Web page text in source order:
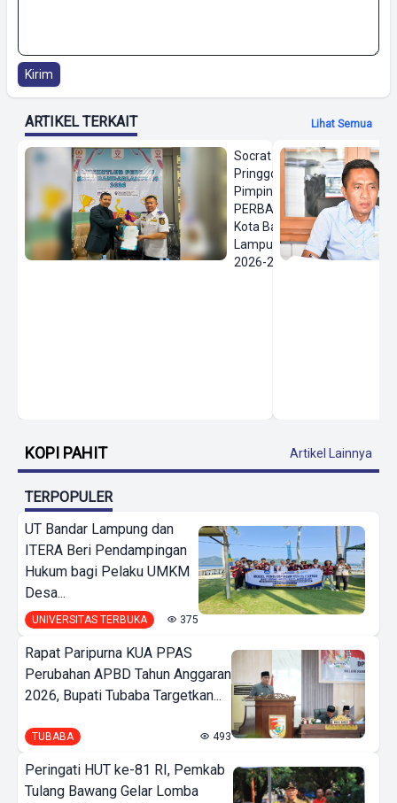
Kirim
ARTIKEL TERKAIT Lihat Semua
Socrat
Pringgodanu
Pimpin
PERBASI
Kota Bandar
Lampung
2026-2030
KOPI PAHIT Artikel Lainnya
TERPOPULER
UT Bandar Lampung dan
ITERA Beri Pendampingan
Hukum bagi Pelaku UMKM
Desa...
UNIVERSITAS TERBUKA 375
Rapat Paripurna KUA PPAS
Perubahan APBD Tahun Anggaran
2026, Bupati Tubaba Targetkan...
TUBABA 493
Peringati HUT ke-81 RI, Pemkab
Tulang Bawang Gelar Lomba